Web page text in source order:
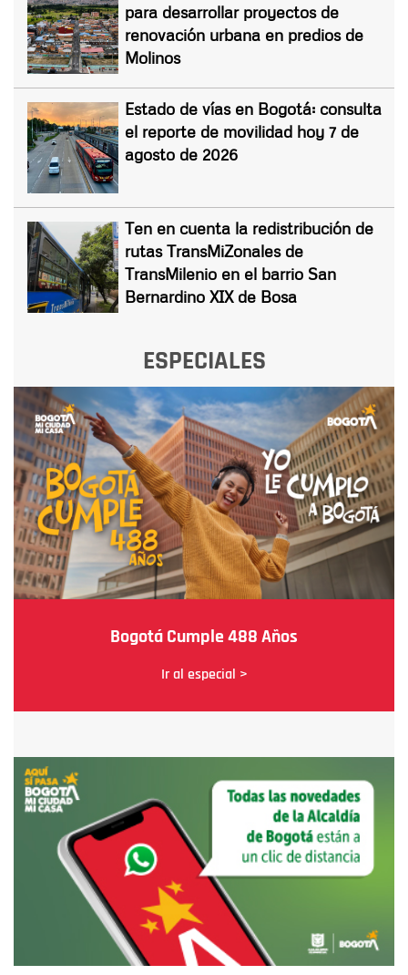
para desarrollar proyectos de
renovación urbana en predios de
Molinos
Estado de vías en Bogotá: consulta
el reporte de movilidad hoy 7 de
agosto de 2026
Ten en cuenta la redistribución de
rutas TransMiZonales de
TransMilenio en el barrio San
Bernardino XIX de Bosa
ESPECIALES
Bogotá Cumple 488 Años
Ir al especial >